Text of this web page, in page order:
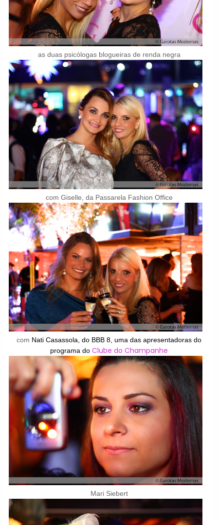
as duas psicólogas blogueiras de renda negra
com Giselle, da Passarela Fashion Office
com Nati Casassola, do BBB 8, uma das apresentadoras do
programa do Clube do Champanhe
Mari Siebert